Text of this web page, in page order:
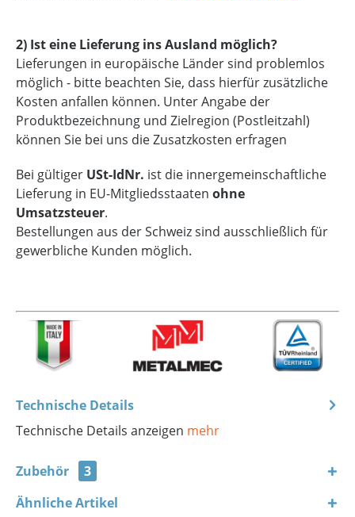
2) Ist eine Lieferung ins Ausland möglich?
Lieferungen in europäische Länder sind problemlos
möglich - bitte beachten Sie, dass hierfür zusätzliche
Kosten anfallen können. Unter Angabe der
Produktbezeichnung und Zielregion (Postleitzahl)
können Sie bei uns die Zusatzkosten erfragen
Bei gültiger USt-IdNr. ist die innergemeinschaftliche
Lieferung in EU-Mitgliedsstaaten ohne
Umsatzsteuer.
Bestellungen aus der Schweiz sind ausschließlich für
gewerbliche Kunden möglich.
Technische Details
Technische Details anzeigen mehr
Zubehör
3
Ähnliche Artikel